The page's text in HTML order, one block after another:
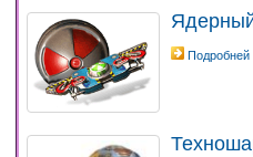
Подробней